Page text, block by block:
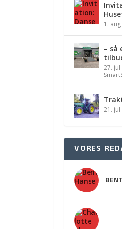
1.
– så
27. jul
21. jul
VORES